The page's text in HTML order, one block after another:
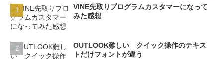
VINE先取りプログラムカスタマーになって
みた感想
OUTLOOK難しい クイック操作のテキス
トだけフォントが違う